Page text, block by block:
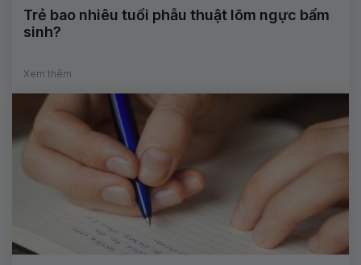
Trẻ bao nhiêu tuổi phẫu thuật lõm ngực bẩm
sinh?
Xem thêm